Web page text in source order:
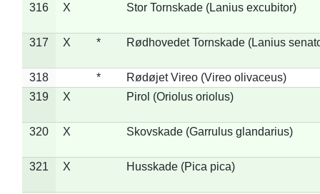
316
X Stor Tornskade (Lanius excubitor)
317 X * Rødhovedet Tornskade (Lanius
318 *
Rødøjet Vireo (Vireo olivaceus)
319
X Pirol (Oriolus oriolus)
320 X Skovskade (Garrulus glandarius)
321 X Husskade (Pica pica)